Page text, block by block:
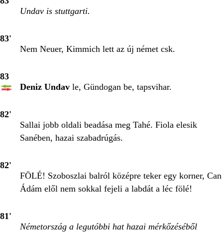
Undav is stuttgarti.
83'
Nem Neuer, Kimmich lett az új német csk.
83
Deniz Undav le, Gündogan be, tapsvihar.
82'
Sallai jobb oldali beadása meg Tahé. Fiola elesik
Sanében, hazai szabadrúgás.
82'
FÖLÉ! Szoboszlai balról középre teker egy korner, Can
Ádám elől nem sokkal fejeli a labdát a léc fölé!
81'
Németország a legutóbbi hat hazai mérkőzéséből